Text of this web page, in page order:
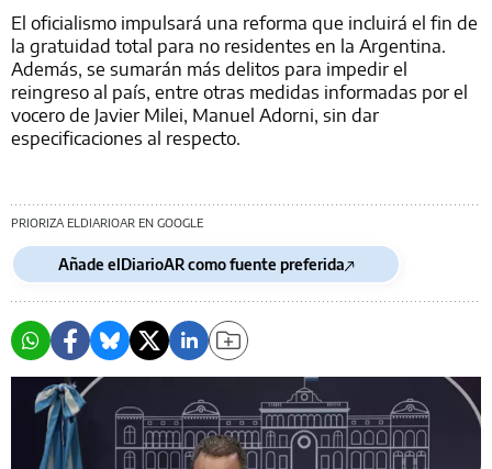
El oficialismo impulsará una reforma que incluirá el fin de
la gratuidad total para no residentes en la Argentina.
Además, se sumarán más delitos para impedir el
reingreso al país, entre otras medidas informadas por el
vocero de Javier Milei, Manuel Adorni, sin dar
especificaciones al respecto.
PRIORIZA ELDIARIOAR EN GOOGLE
Añade elDiarioAR como fuente preferida